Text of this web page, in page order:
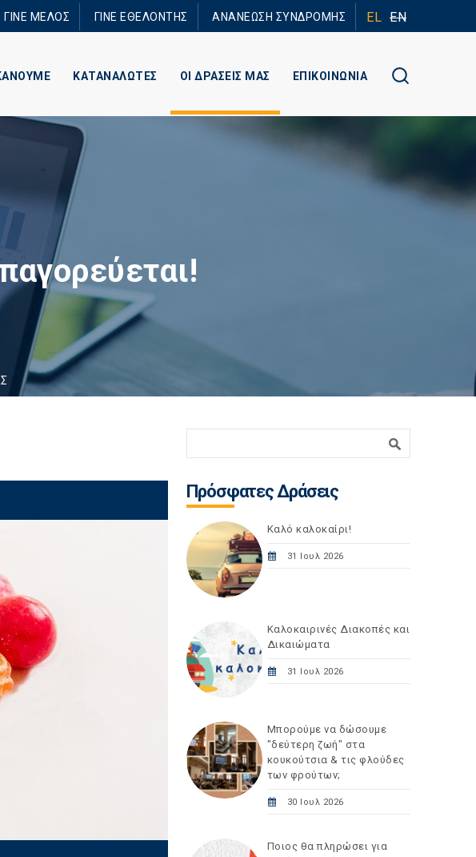
ΓΙΝΕ ΜΕΛΟΣ ΓΙΝΕ ΕΘΕΛΟΝΤΗΣ ΑΝΑΝΕΩΣΗ ΣΥΝΔΡΟΜΗΣ EL EN
ΚΑΤΑΝΑΛΩΤΕΣ ΟΙ ΔΡΑΣΕΙΣ ΜΑΣ ΕΠΙΚΟΙΝΩΝΙΑ
Πρόσφατες Δράσεις
Καλό καλοκαίρι!
31 Ιουλ 2026
Καλοκαιρινές Διακοπές και
Δικαιώματα
31 Ιουλ 2026
Μπορούμε να δώσουμε
"δεύτερη ζωή" στα
κουκούτσια & τις φλούδες
των φρούτων;
30 Ιουλ 2026
Ποιος θα πληρώσει για